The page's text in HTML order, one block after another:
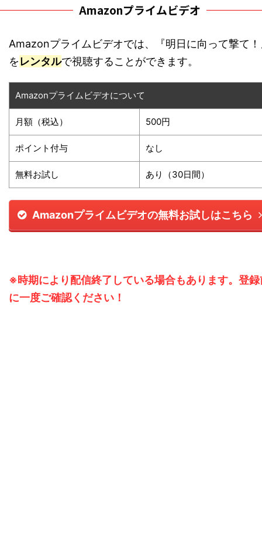
Amazonプライムビデオ
Amazonプライムビデオでは、『明日に向って撃て
をレンタルで視聴することができます。
Amazonプライムビデオについて
月額（税込） 500円
ポイント付与 なし
無料お試し あり（30日間）
Amazonプライムビデオの無料お試しはこちら
※時期により配信終了している場合もあります。登録
に一度ご確認ください！